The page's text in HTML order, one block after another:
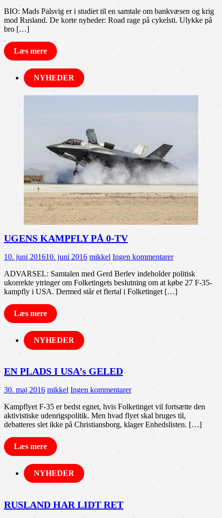
BIO: Mads Palsvig er i studiet til en samtale om bankvæsen og krig
mod Rusland. De korte nyheder: Road rage på cykelsti. Ulykke på
bro […]
Læs mere
NYHEDER
UGENS KAMPFLY PÅ 0-TV
10. juni 201610. juni 2016 mikkel Ingen kommentarer
ADVARSEL: Samtalen med Gerd Berlev indeholder politisk
ukorrekte ytringer om Folketingets beslutning om at købe 27 F-35-
kampfly i USA. Dermed står et flertal i Folketinget […]
Læs mere
NYHEDER
EN PLADS I USA’s GELED
30. maj 2016 mikkel Ingen kommentarer
Kampflyet F-35 er bedst egnet, hvis Folketinget vil fortsætte den
aktivistiske udenrigspolitik. Men hvad flyet skal bruges til,
debatteres slet ikke på Christiansborg, klager Enhedslisten. […]
Læs mere
NYHEDER
RUSLAND HAR LIDT RET